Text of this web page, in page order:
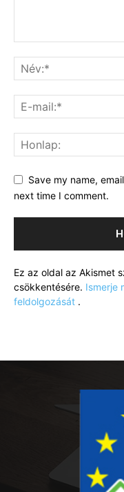
Save my name,
next time I comment.
Ez az oldal az Akismet
csökkentésére. Ismerje
feldolgozását .